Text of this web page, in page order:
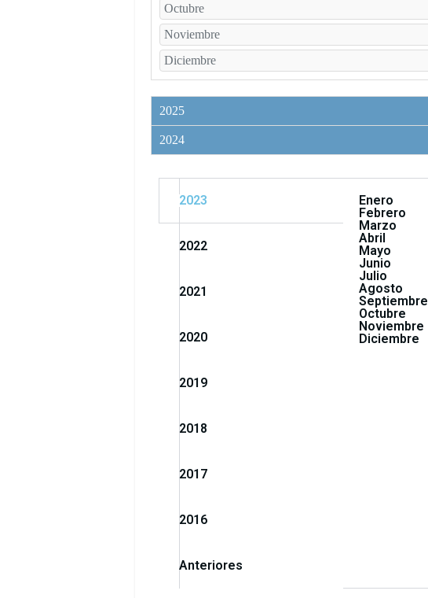
Octubre
Noviembre
Diciembre
2025
2024
2023
2022
2021
2020
2019
2018
2017
2016
Anteriores
Enero
Febrero
Marzo
Abril
Mayo
Junio
Julio
Agosto
Septiembre
Octubre
Noviembre
Diciembre